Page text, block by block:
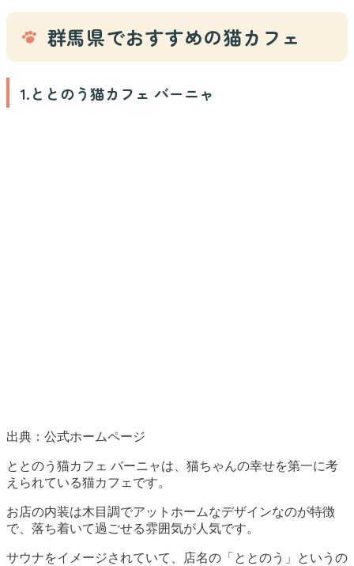
群馬県でおすすめの猫カフェ
1.ととのう猫カフェ バーニャ
出典：公式ホームページ
ととのう猫カフェ バーニャは、猫ちゃんの幸せを第一に考
えられている猫カフェです。
お店の内装は木目調でアットホームなデザインなのが特徴
で、落ち着いて過ごせる雰囲気が人気です。
サウナをイメージされていて、店名の「ととのう」というの